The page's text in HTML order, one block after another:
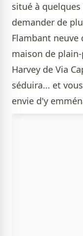
situé à quelques
demander de
Flambant neuve
maison de
Harvey de Via
séduira... et
envie d'y